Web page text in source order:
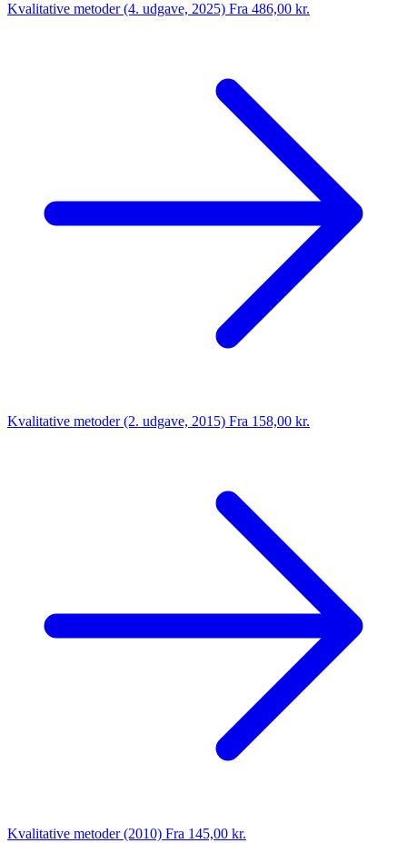
Kvalitative metoder (4. udgave, 2025) Fra 486,00 kr.
Kvalitative metoder (2. udgave, 2015) Fra 158,00 kr.
Kvalitative metoder (2010) Fra 145,00 kr.